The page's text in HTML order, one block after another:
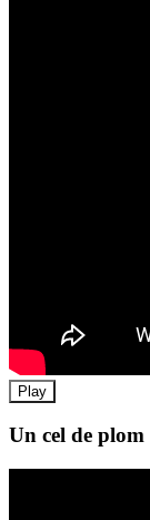
Play
Un cel de plom